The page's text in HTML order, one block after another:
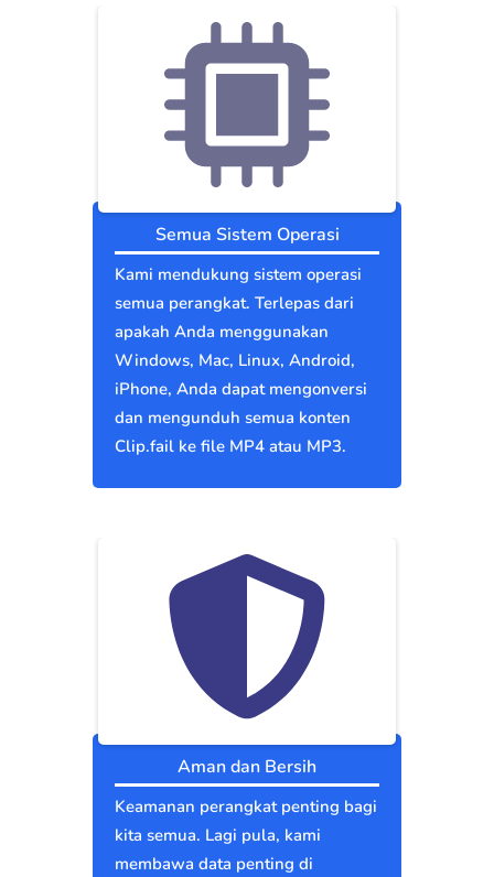
Semua Sistem Operasi
Kami mendukung sistem operasi
semua perangkat. Terlepas dari
apakah Anda menggunakan
Windows, Mac, Linux, Android,
iPhone, Anda dapat mengonversi
dan mengunduh semua konten
Clip.fail ke file MP4 atau MP3.
Aman dan Bersih
Keamanan perangkat penting bagi
kita semua. Lagi pula, kami
membawa data penting di